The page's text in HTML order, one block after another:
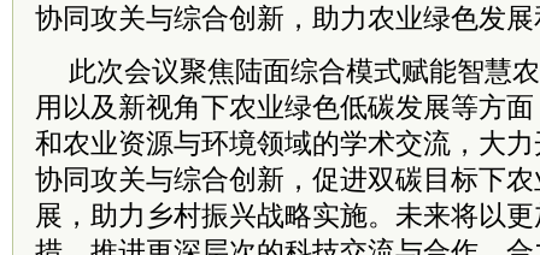
协同攻关与综合创新，助力农业绿色发
此次会议聚焦陆面综合模式赋能智慧
用以及新视角下农业绿色低碳发展等方
和农业资源与环境领域的学术交流，大
协同攻关与综合创新，促进双碳目标下
展，助力乡村振兴战略实施。未来将以